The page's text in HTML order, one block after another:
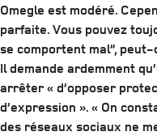
Omegle est modéré.
parfaite. Vous pouvez
se comportent mal”,
Il demande ardemment
arrêter « d’opposer
d’expression ». « On
des réseaux sociaux ne